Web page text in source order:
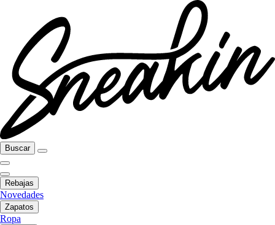
Buscar
Rebajas
Novedades
Zapatos
Ropa